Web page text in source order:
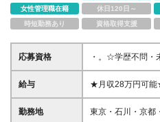
女性管理職在籍
休日120日～
時短勤務あり
資格取得支援
応募資格
・。☆学歴不問・
ではなく、共に長
くれるスタッフをお待ち
ーに興味がある方
長く働きたい方 ＊
給与
★月収28万円可能
（エリアにより異なる） 首都圏：月
（みなし残業代 4,708円～） 京
勤務地
東京・石川・京都・大分 ★転居を伴う